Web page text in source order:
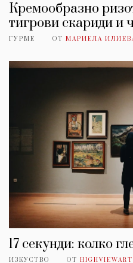
Кремообразно
тигрови скариди и
ГУРМЕ ОТ МАРИЕЛА
17 секунди: колко
ИЗКУСТВО ОТ HIGHVIEWART